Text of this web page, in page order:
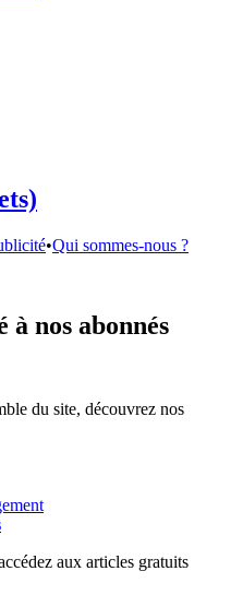
•Qui sommes-nous ?
2026 10:42
à nos abonnés
du site, découvrez nos
aux articles gratuits